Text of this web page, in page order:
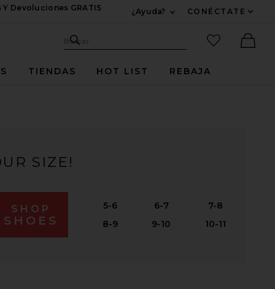
Y Devoluciones GRATIS
¿Ayuda?
CONÉCTATE
Sitio de búsqueda
Buscar
artículos
TIENDAS HOT LIST REBAJA
SIZE!
SHOP
SHOES
5-6
8-9
6-7
9-10
7-8
10-11